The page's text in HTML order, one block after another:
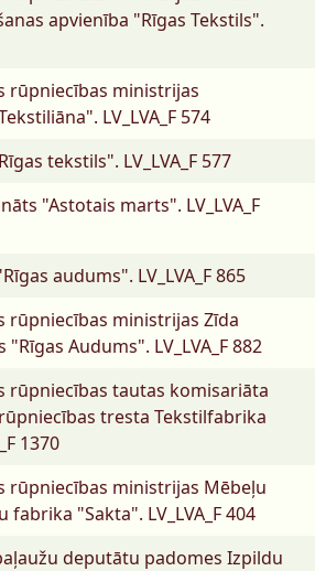
apvienība "Rīgas Tekstils".
rūpniecības ministrijas
LV_LVA_F 574
tekstils". LV_LVA_F 577
"Astotais marts". LV_LVA_F
audums". LV_LVA_F 865
rūpniecības ministrijas Zīda
"Rīgas Audums". LV_LVA_F 882
rūpniecības tautas komisariāta
tresta Tekstilfabrika
1370
rūpniecības ministrijas Mēbeļu
fabrika "Sakta". LV_LVA_F 404
deputātu padomes Izpildu